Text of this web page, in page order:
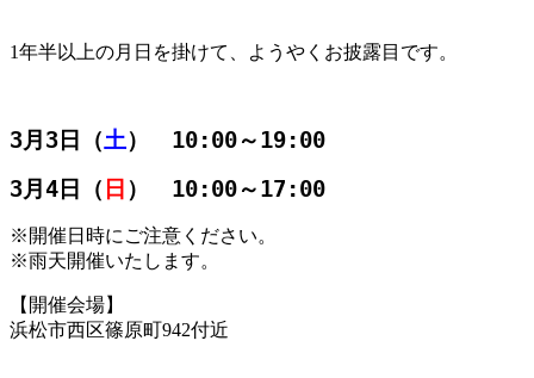
1年半以上の月日を掛けて、ようやくお披露目です。
3月3日（土）　10:00～19:00
3月4日（ 日 ）　10:00～17:00
※ 開催日時にご注意ください。
※雨天開催いたします。
【開催会場】
浜松市西区篠原町942付近